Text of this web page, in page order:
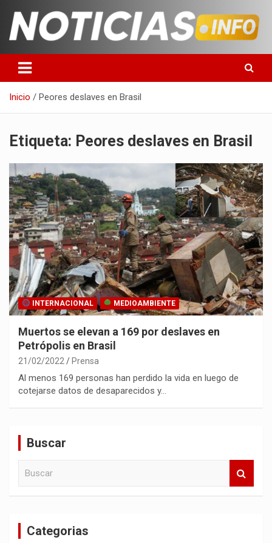
contenido
Noticias en español
Inicio Peores deslaves en Brasil
Etiqueta: Peores deslaves en Brasil
INTERNACIONAL MEDIOAMBIENTE
Muertos se elevan a 169 por deslaves en
Petrópolis en Brasil
21/02/2022 Prensa
Al menos 169 personas han perdido la vida en luego de
cotejarse datos de desaparecidos y…
Buscar
Categorias